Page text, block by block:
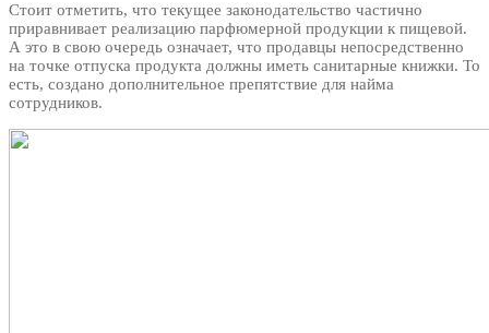
Стоит отметить, что текущее законодательство частично
приравнивает реализацию парфюмерной продукции к пищевой.
А это в свою очередь означает, что продавцы непосредственно
на точке отпуска продукта должны иметь санитарные книжки. То
есть, создано дополнительное препятствие для найма
сотрудников.